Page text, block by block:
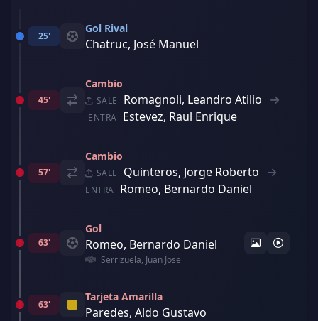
25'
Gol Rival
Chatruc, José Manuel
45'
Cambio
SALE Romagnoli, Leandro Atilio
ENTRA Estevez, Raul Enrique
57'
Cambio
SALE Quinteros, Jorge Roberto
ENTRA Romeo, Bernardo Daniel
63'
Gol
Romeo, Bernardo Daniel
Serrizuela, Juan Jose
63'
Tarjeta Amarilla
Paredes, Aldo Gustavo